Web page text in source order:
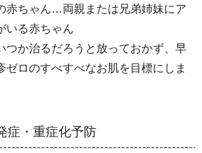
ちゃん…両親または兄弟姉妹にア
いる赤ちゃん
つか治るだろうと放っておかず、早
ゼロのすべすべなお肌を目標にしま
症・重症化予防